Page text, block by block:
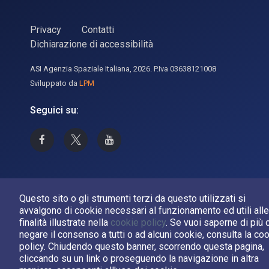
Questo sito o gli strumenti terzi da questo utilizzati si
avvalgono di cookie necessari al funzionamento ed utili alle
finalità illustrate nella cookie policy. Se vuoi saperne di più
negare il consenso a tutti o ad alcuni cookie, consulta la
policy. Chiudendo questo banner, scorrendo questa pagina,
cliccando su un link o proseguendo la navigazione in altra
Privacy
Contatti
Dichiarazione di accessibilità
ASI Agenzia Spaziale Italiana, 2026. P.Iva 03638121008
Sviluppato da LPM
Seguici su:
Asi su Facebook
Asi su XCanale Asi su YouTube